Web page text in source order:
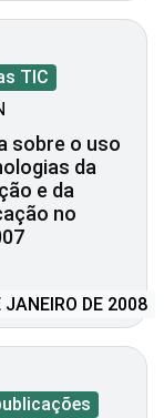
TIC
sobre o uso
da
e da
no
JANEIRO DE 2008